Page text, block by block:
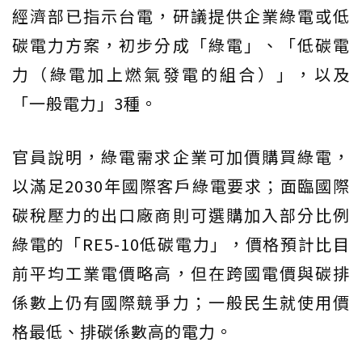
經濟部已指示台電，研議提供企業綠電或低
碳電力方案，初步分成「綠電」、「低碳電
力（綠電加上燃氣發電的組合）」，以及
「一般電力」3種。
官員說明，綠電需求企業可加價購買綠電，
以滿足2030年國際客戶綠電要求；面臨國際
碳稅壓力的出口廠商則可選購加入部分比例
綠電的「RE5-10低碳電力」，價格預計比目
前平均工業電價略高，但在跨國電價與碳排
係數上仍有國際競爭力；一般民生就使用價
格最低、排碳係數高的電力。